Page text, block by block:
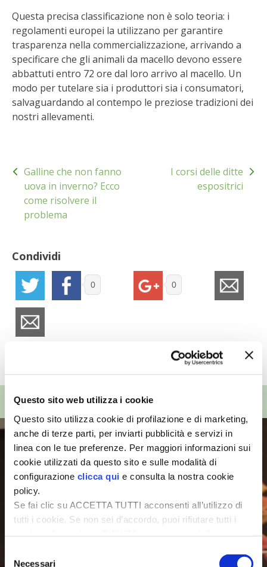
Questo sito web utilizza i cookie
Questo sito utilizza cookie di profilazione e di marketing,
anche di terze parti, per inviarti pubblicità e servizi in
linea con le tue preferenze. Per maggiori informazioni sui
cookie utilizzati da questo sito e sulle modalità di
configurazione clicca qui e consulta la nostra cookie
policy.
Se fai clic su ACCETTA TUTTI acconsenti all’utilizzo di
tutti i cookie. Se non sei d’accordo, puoi rifiutare tutti i
desideri accettare e cliccando ACCETTA SELEZIONATI.
Necessari
CORMIK
VIGNETO BIO
PENSA ALTERNATIVO
GARDENA
RIMANI A CONTATTO CON LA NATURA
CRESCERE INSIEME
VITA IN CAMPAGNA LA FIERA
NATURALMENTE
I PARTNER DI VITA IN CAMPAGNA
Questa precisa classificazione non è solo teoria: i
regolamenti europei la utilizzano per garantire
trasparenza nella commercializzazione, arrivando a
specificare che gli animali da macello devono essere
abbattuti entro 72 ore dal loro arrivo al macello. Un
modo per tutelare sia i produttori sia i consumatori,
salvaguardando al contempo le preziose tradizioni dei
nostri allevamenti.
articoli
Galline che non fanno
uova in inverno? Ecco
come risolvere il
problema
I corsi delle ditte
espositrici
Condividi
0 0
TUTTI GLI ARTICOLI
TOP VIDEO